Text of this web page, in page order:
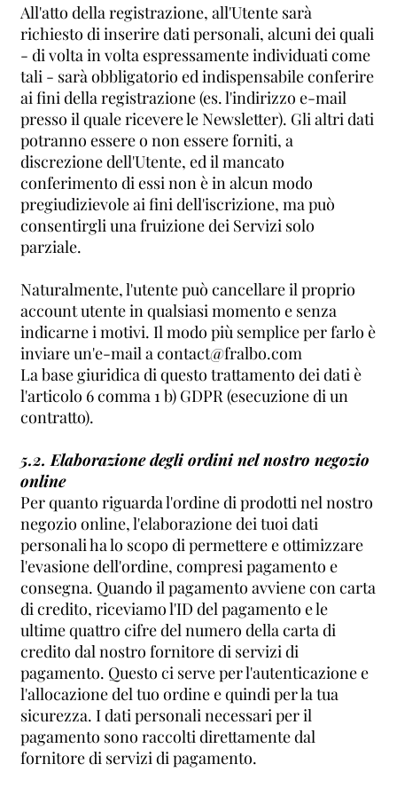
All'atto della registrazione, all'Utente sarà
richiesto di inserire dati personali, alcuni dei quali
- di volta in volta espressamente individuati come
tali - sarà obbligatorio ed indispensabile conferire
ai fini della registrazione (es. l'indirizzo e-mail
presso il quale ricevere le Newsletter). Gli altri dati
potranno essere o non essere forniti, a
discrezione dell'Utente, ed il mancato
conferimento di essi non è in alcun modo
pregiudizievole ai fini dell'iscrizione, ma può
consentirgli una fruizione dei Servizi solo
parziale.
Naturalmente, l'utente può cancellare il proprio
account utente in qualsiasi momento e senza
indicarne i motivi. Il modo più semplice per farlo è
inviare un'e-mail a contact@fralbo.com
La base giuridica di questo trattamento dei dati è
l'articolo 6 comma 1 b) GDPR (esecuzione di un
contratto).
5.2. Elaborazione degli ordini nel nostro negozio
online
Per quanto riguarda l'ordine di prodotti nel nostro
negozio online, l'elaborazione dei tuoi dati
personali ha lo scopo di permettere e ottimizzare
l'evasione dell'ordine, compresi pagamento e
consegna. Quando il pagamento avviene con carta
di credito, riceviamo l'ID del pagamento e le
ultime quattro cifre del numero della carta di
credito dal nostro fornitore di servizi di
pagamento. Questo ci serve per l'autenticazione e
l'allocazione del tuo ordine e quindi per la tua
sicurezza. I dati personali necessari per il
pagamento sono raccolti direttamente dal
fornitore di servizi di pagamento.